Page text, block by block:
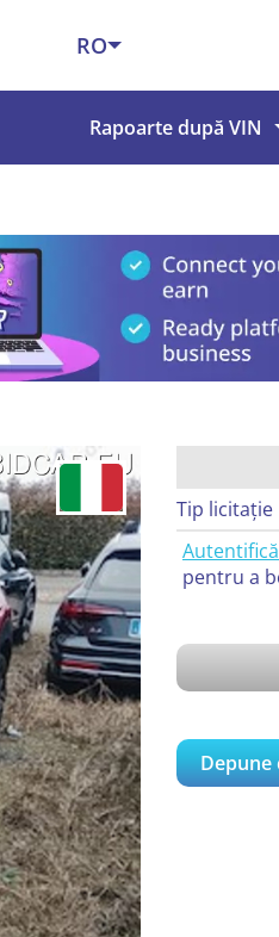
RO
Rapoarte după VIN
Tip licitație
pentru a
Depune